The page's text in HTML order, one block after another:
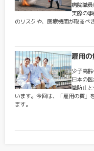
病院職
実際の
のリスクや、医療機関が取るべ
雇用
少子高
日本の
職防止
います。今回は、「雇用の質」
ます。